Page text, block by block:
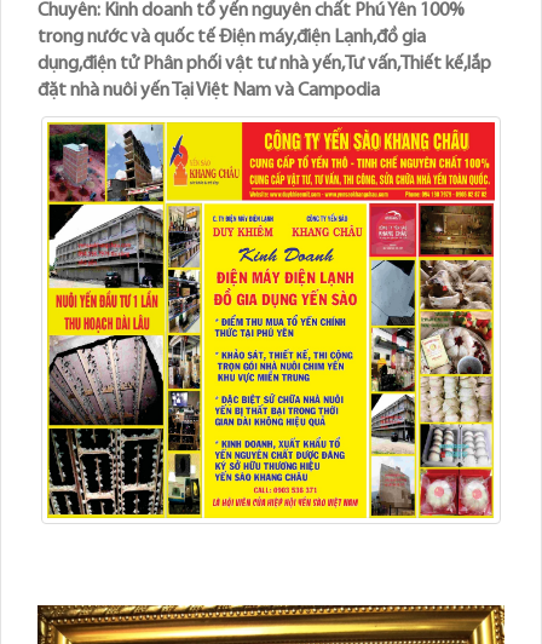
Chuyên: Kinh doanh tổ yến nguyên chất Phú Yên 100%
trong nước và quốc tế Điện máy,điện Lạnh,đồ gia
dụng,điện tử Phân phối vật tư nhà yến,Tư vấn,Thiết kế,lắp
đặt nhà nuôi yến Tại Việt Nam và Campodia